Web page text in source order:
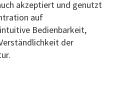
akzeptiert und genutzt
auf
Bedienbarkeit,
der